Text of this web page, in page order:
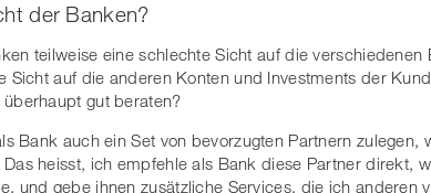
der Banken?
teilweise eine schlechte Sicht auf die
Sicht auf die anderen Konten und Investments der
gut beraten?
Bank auch ein Set von bevorzugten Partnern zulegen,
heisst, ich empfehle als Bank diese Partner direkt,
und gebe ihnen zusätzliche Services, die ich anderen